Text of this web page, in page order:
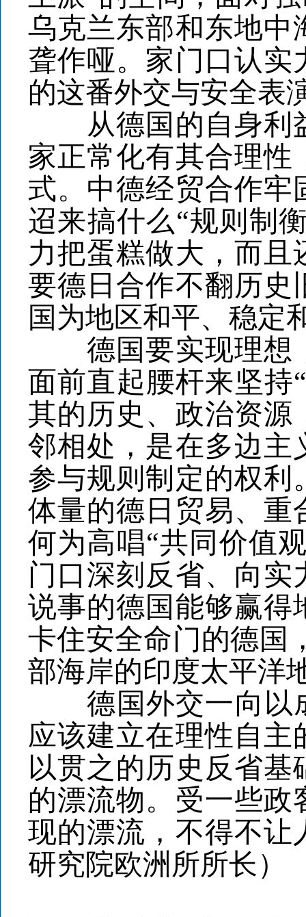
乌克兰东部和东地中
聋作哑。家门口认实
的这番外交与安全表
从德国的自身利益
家正常化有其合理性
式。中德经贸合作牢
迢来搞什么“规则制
力把蛋糕做大，而
要德日合作不翻历史
国为地区和平、稳定
德国要实现理想，
面前直起腰杆来坚持
其的历史、政治资源
邻相处，是在多边主
参与规则制定的权利
体量的德日贸易、重
何为高唱“共同价值
门口深刻反省、向
说事的德国能够赢得
卡住安全命门的德国
部海岸的印度太平洋
德国外交一向以成
应该建立在理性自
以贯之的历史反省
的漂流物。受一些政
现的漂流，不得不让
研究院欧洲所所长）